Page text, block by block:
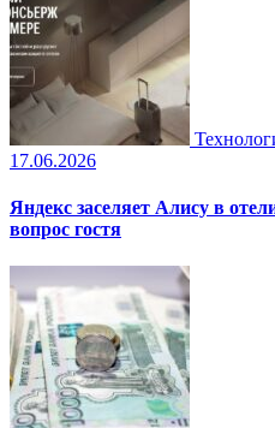
17.06.2026
Яндекс заселяет Алису в
вопрос гостя